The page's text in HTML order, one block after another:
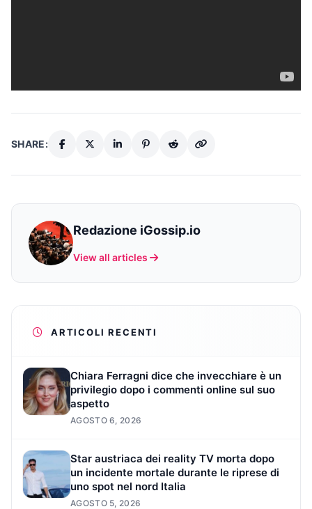
SHARE:
Redazione iGossip.io
View all articles
ARTICOLI RECENTI
Chiara Ferragni dice che invecchiare è un
privilegio dopo i commenti online sul suo
aspetto
AGOSTO 6, 2026
Star austriaca dei reality TV morta dopo
un incidente mortale durante le riprese di
uno spot nel nord Italia
AGOSTO 5, 2026